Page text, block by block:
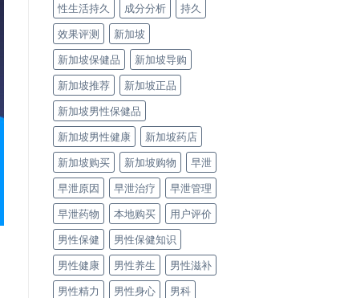
性生活持久
成分分析
持久
效果评测
新加坡
新加坡保健品
新加坡导购
新加坡推荐
新加坡正品
新加坡男性保健品
新加坡男性健康
新加坡药店
新加坡购买
新加坡购物
早泄
早泄原因
早泄治疗
早泄管理
早泄药物
本地购买
用户评价
男性保健
男性保健知识
男性健康
男性养生
男性滋补
男性精力
男性身心
男科